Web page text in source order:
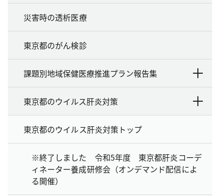
災害時の透析医療
東京都のがん検診
課題別地域保健医療推進プラン報告集
東京都のウイルス肝炎対策
東京都のウイルス肝炎対策トップ
※終了しました 令和5年度 東京都肝炎コーデ
ィネーター養成研修会（オンデマンド配信によ
る開催）